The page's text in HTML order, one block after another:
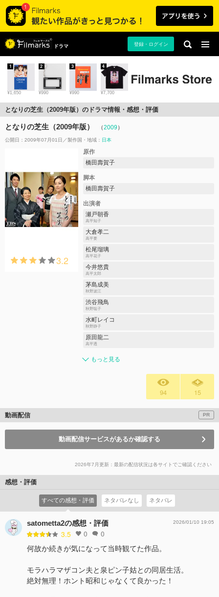
ドラマ 登録・ログイン
¥1,650
1
¥990
2
¥990
3
¥7,700
4
となりの芝生（2009年版）のドラマ情報・感想・評価
となりの芝生（2009年版） （2009）
公開日：2009年07月01日 製作国・地域： 日本
3.2
原作
橋田壽賀子
脚本
橋田壽賀子
出演者
瀬戸朝香
高平知子
大倉孝二
高平要
松尾瑠璃
高平花子
今井悠貴
高平太郎
茅島成美
秋野波江
渋谷飛鳥
秋野聡子
水町レイコ
秋野静子
原田龍二
高平透
もっと見る
94 15
動画配信 PR
動画配信サービスがあるか確認する
2026年7月更新：最新の配信状況は各サイトでご確認ください
感想・評価
すべての感想・評価 ネタバレなし ネタバレ
satometta2の感想・評価
3.5 0 0
2026/01/10 19:05
何故か続きが気になって当時観てた作品。
モラハラマザコン夫と泉ピン子姑との同居生活。
絶対無理！ホント昭和じゃなくて良かった！